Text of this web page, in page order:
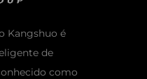
Kangshuo é
de
como